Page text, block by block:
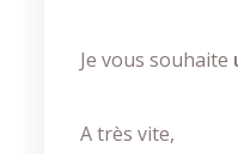
Je vous souhaite
A très vite,